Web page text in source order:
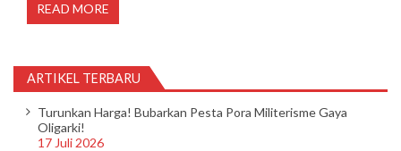
READ MORE
ARTIKEL TERBARU
Turunkan Harga! Bubarkan Pesta Pora Militerisme Gaya
Oligarki!
17 Juli 2026